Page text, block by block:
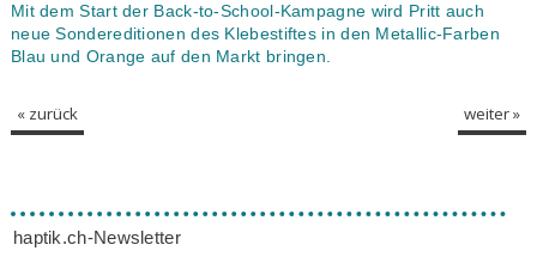
Mit dem Start der Back-to-School-Kampagne wird Pritt auch
neue Sondereditionen des Klebestiftes in den Metallic-Farben
Blau und Orange auf den Markt bringen.
« zurück weiter »
haptik.ch-Newsletter